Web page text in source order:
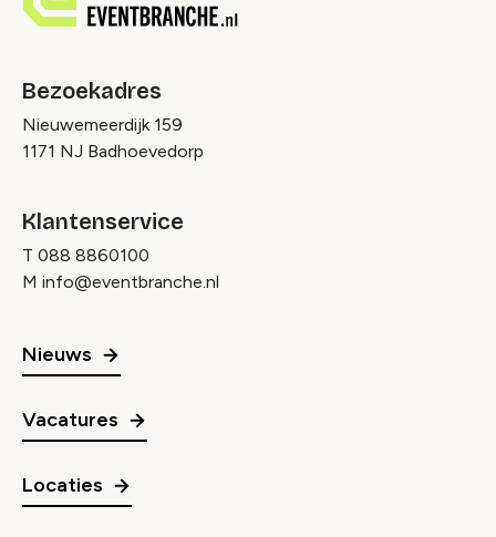
Bezoekadres
Nieuwemeerdijk 159
1171 NJ Badhoevedorp
Klantenservice
T 088 8860100
M info@eventbranche.nl
Nieuws
Vacatures
Locaties